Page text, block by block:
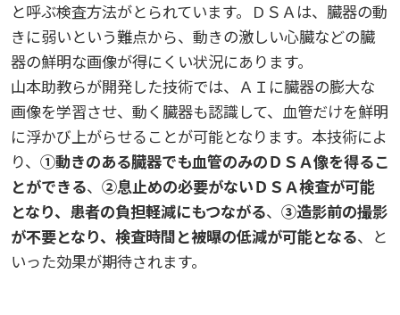
カリキュラム・ポリシー（2015年度以前入学生）
カリキュラム・ポリシー（大学院対象）
大学院ディプロマ・ポリシー（2021～2023年度入
学生）
大学院ディプロマ・ポリシー（2020年度以前入学
生）
大学歌
学園・姉妹校のご案内
臨床教授制度について
薬学部薬学科の自己点検・評価について
理学療法士・作業療法士教員資格及び教育内容等の
自己評価書
大学院実践臨床心理学専攻 自己点検・評価報告書
大学院薬学研究科 自己点検・評価報告書
高等教育の修学支援新制度
ガバナンス・コード
受講生授業アンケート結果
卒業生・進路先 調査結果
講座のご案内
広国ドリル
入学予定者へのお知らせ
合格者の方へのメッセージ
入学準備学習プログラム
広国IPEとは
広国IPEの授業について
広国IPE用語集
情報メディアラーニングセンター
情報端末の必携化について
ICTサポート
図書館
図書館概要
利用案内
利用案内（学外利用者）
情報センター
学内ネットワークの概要
東広島キャンパス
ラーニング・コモンズ
トレーニングルーム
広国市民大学
広国市民大学とは
広国市民大学（市民カレッジ）学生募集
広国市民大学（地域交流カレッジ）学生募集
広国市民大学 過去の開講コース
しあわせ健康センター
大学見学・体験をご希望の方（一般の団体様）
地域連携に関するご意見募集
と呼ぶ検査方法がとられています。ＤＳＡは、臓器の動
きに弱いという難点から、動きの激しい心臓などの臓
器の鮮明な画像が得にくい状況にあります。
山本助教らが開発した技術では、ＡＩに臓器の膨大な
画像を学習させ、動く臓器も認識して、血管だけを鮮明
に浮かび上がらせることが可能となります。本技術によ
り、 ①動きのある臓器でも血管のみのＤＳＡ像を得るこ
とができる、 ②息止めの必要がないＤＳＡ検査が可能
となり、患者の負担軽減にもつながる、 ③造影前の撮影
が不要となり、検査時間と被曝の低減が可能となる、と
いった効果が期待されます。
2012
2011
2010
2009